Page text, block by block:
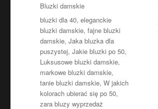
Kategorie
Bluzki damskie
Tagi
bluzki dla 40,eleganckie
bluzki damskie,fajne bluzki
damskie,Jaka bluzka dla
puszystej,Jakie bluzki po 50,
Luksusowe bluzki damskie,
markowe bluzki damskie,
tanie bluzki damskie,W jakich
kolorach ubierać się po 50,
zara bluzy wyprzedaż